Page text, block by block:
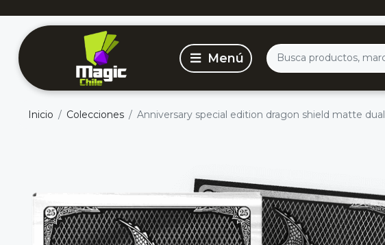
Inicio Colecciones Anniversary special edition dragon shield matte dual